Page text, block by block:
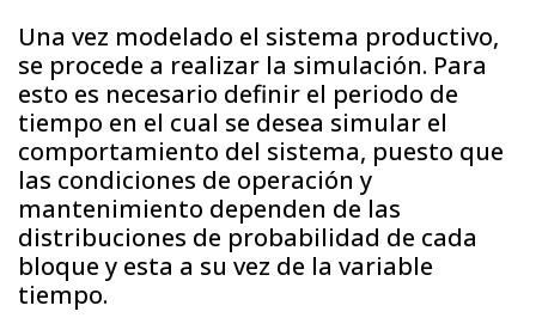
Una vez modelado el sistema productivo,
se procede a realizar la simulación. Para
esto es necesario definir el periodo de
tiempo en el cual se desea simular el
comportamiento del sistema, puesto que
las condiciones de operación y
mantenimiento dependen de las
distribuciones de probabilidad de cada
bloque y esta a su vez de la variable
tiempo.